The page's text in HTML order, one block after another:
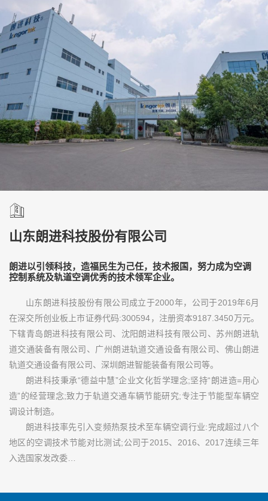
山东朗进科技股份有限公司
朗进以引领科技，造福民生为己任，技术报国，努力成为空调
控制系统及轨道空调优秀的技术领军企业。
山东朗进科技股份有限公司成立于2000年，公司于2019年6月
在深交所创业板上市证券代码:300594，注册资本9187.3450万元。
下辖青岛朗进科技有限公司、沈阳朗进科技有限公司、苏州朗进轨
道交通装备有限公司、广州朗进轨道交通设备有限公司、佛山朗进
轨道交通设备有限公司、深圳朗进智能装备有限公司等。
朗进科技秉承“德益中慧”企业文化哲学理念;坚持“朗进造=用心
造”的经营理念;致力于轨道交通车辆节能研究;专注于节能型车辆空
调设计制造。
朗进科技率先引入变频热泵技术至车辆空调行业:完成超过八个
地区的空调技术节能对比测试;公司于2015、2016、2017连续三年
入选国家发改委…